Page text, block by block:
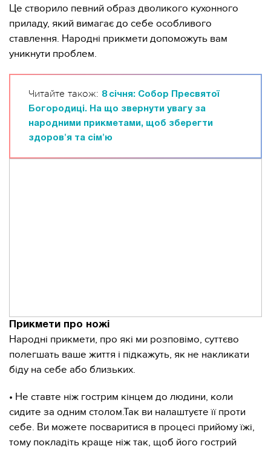
Це створило певний образ дволикого кухонного
приладу, який вимагає до себе особливого
ставлення. Народні прикмети допоможуть вам
уникнути проблем.
Читайте також: 8 січня: Собор Пресвятої
Богородиці. На що звернути увагу за
народними прикметами, щоб зберегти
здоров'я та сім'ю
Прикмети про ножі
Народні прикмети, про які ми розповімо, суттєво
полегшать ваше життя і підкажуть, як не накликати
біду на себе або близьких.
• Не ставте ніж гострим кінцем до людини, коли
сидите за одним столом.Так ви налаштуєте її проти
себе. Ви можете посваритися в процесі прийому їжі,
тому покладіть краще ніж так, щоб його гострий